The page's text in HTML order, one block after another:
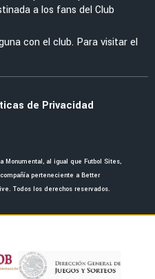
Almada sobre la
ante San Diego